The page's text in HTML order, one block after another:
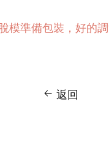
模準備包裝 ，好的
返回